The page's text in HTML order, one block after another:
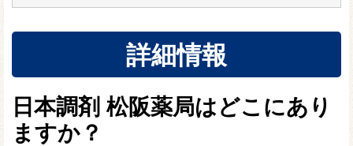
詳細情報
日本調剤 松阪薬局はどこにあり
ますか？